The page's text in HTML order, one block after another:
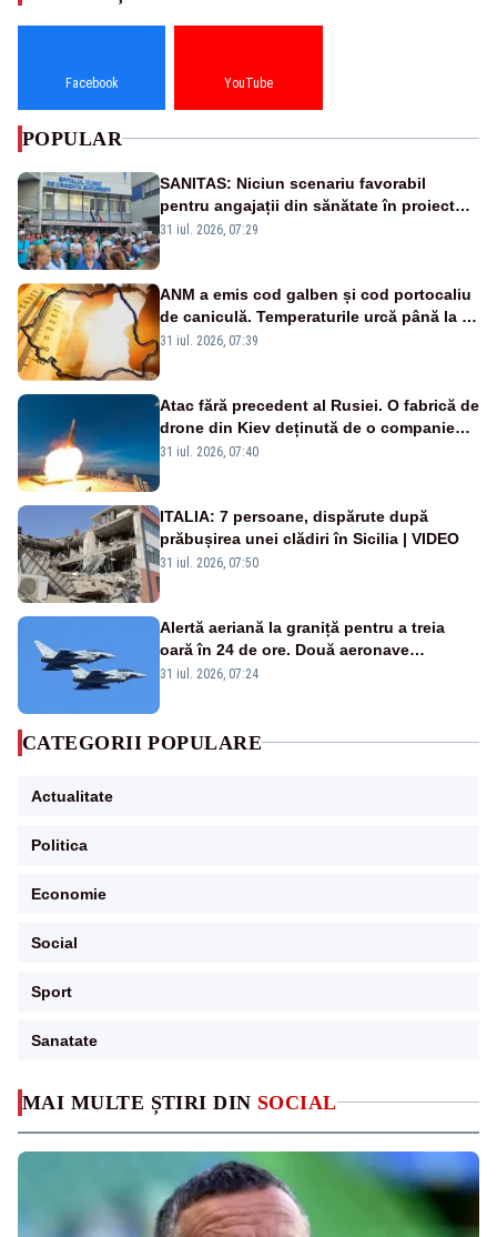
MAI MULTE ȘTIRI DIN SOCIAL
Facebook YouTube
POPULAR
SANITAS: Niciun scenariu favorabil
pentru angajații din sănătate în proiectul
Legii salarizării
31 iul. 2026, 07:29
ANM a emis cod galben și cod portocaliu
de caniculă. Temperaturile urcă până la 38
de grade, iar nopțile devin tropicale
31 iul. 2026, 07:39
Atac fără precedent al Rusiei. O fabrică de
drone din Kiev deținută de o companie
americană, distrusă de o rachetă
31 iul. 2026, 07:40
ITALIA: 7 persoane, dispărute după
prăbușirea unei clădiri în Sicilia | VIDEO
31 iul. 2026, 07:50
Alertă aeriană la graniță pentru a treia
oară în 24 de ore. Două aeronave
Eurofighter britanice au fost ridicate de la
31 iul. 2026, 07:24
CATEGORII POPULARE
Actualitate
Politica
Economie
Social
Sport
Sanatate